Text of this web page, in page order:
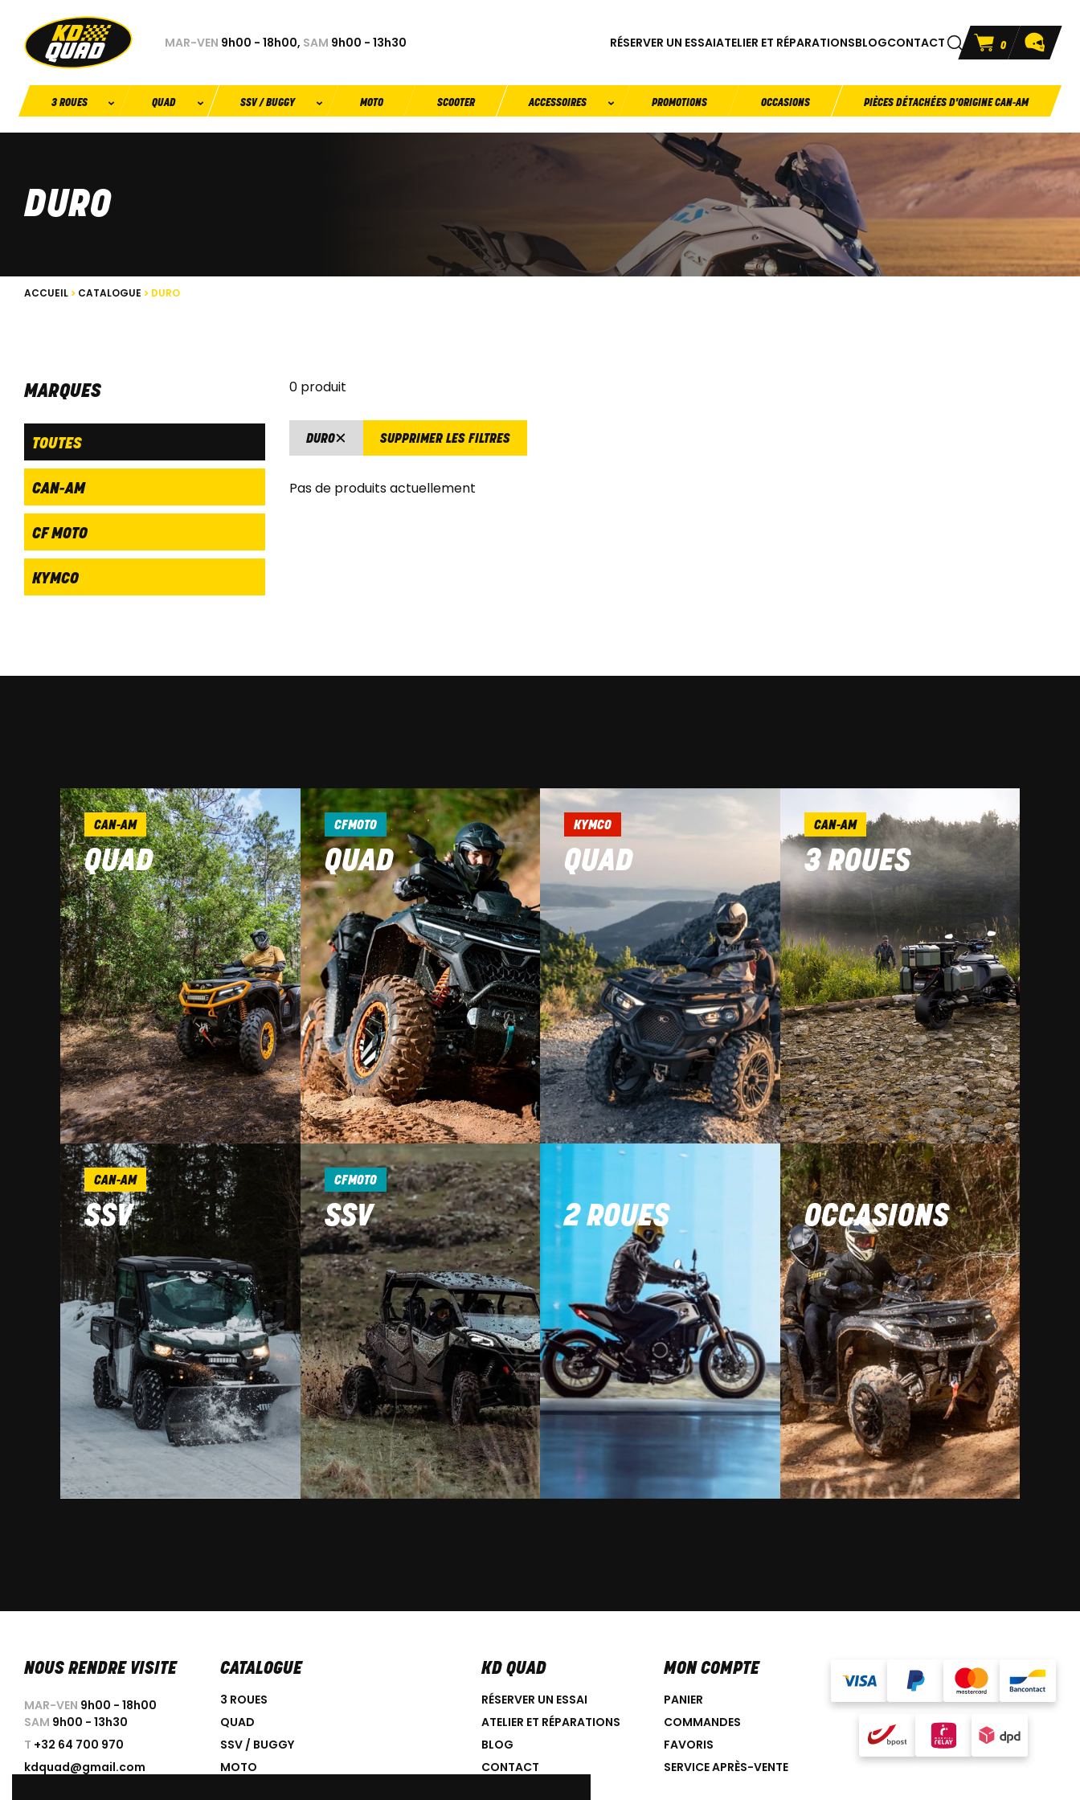
MAR-VEN 9h00 - 18h00, SAM 9h00 - 13h30 RÉSERVER UN ESSAIATELIER ET RÉPARATIONSBLOGCONTACT 0
3 ROUES QUAD SSV / BUGGY MOTO SCOOTER ACCESSOIRES PROMOTIONS OCCASIONS PIÈCES DÉTACHÉES D'ORIGINE CAN-AM
DURO
ACCUEIL CATALOGUE DURO
MARQUES
TOUTES
CAN-AM
CF MOTO
KYMCO
0 produit
DURO SUPPRIMER LES FILTRES
Pas de produits actuellement
CAN-AM
QUAD
CFMOTO
QUAD
KYMCO
QUAD
CAN-AM
3 ROUES
CAN-AM
SSV
CFMOTO
SSV 2 ROUES OCCASIONS
NOUS RENDRE VISITE
MAR-VEN 9h00 - 18h00
SAM 9h00 - 13h30
T +32 64 700 970
kdquad@gmail.com
CATALOGUE
3 ROUES
QUAD
SSV / BUGGY
MOTO
KD QUAD
RÉSERVER UN ESSAI
ATELIER ET RÉPARATIONS
BLOG
CONTACT
MON COMPTE
PANIER
COMMANDES
FAVORIS
SERVICE APRÈS-VENTE